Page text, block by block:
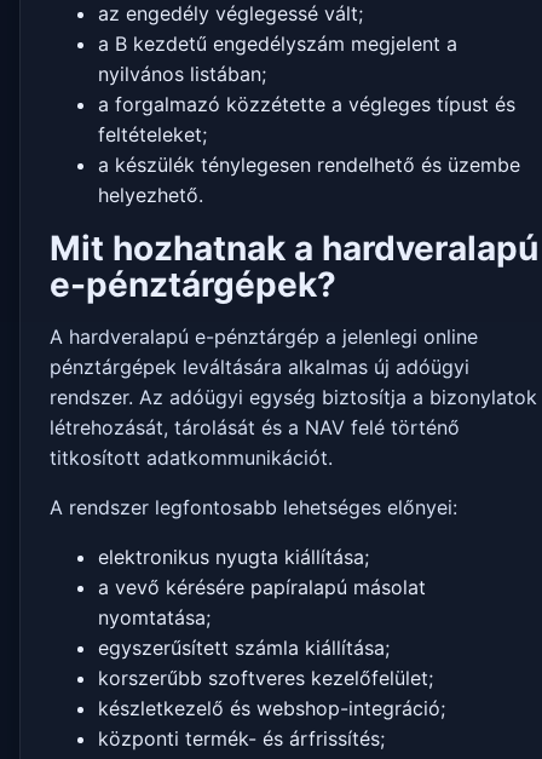
az engedély véglegessé vált;
a B kezdetű engedélyszám megjelent a
nyilvános listában;
a forgalmazó közzétette a végleges típust és
feltételeket;
a készülék ténylegesen rendelhető és üzembe
helyezhető.
Mit hozhatnak a hardveralapú
e-pénztárgépek?
A hardveralapú e-pénztárgép a jelenlegi online
pénztárgépek leváltására alkalmas új adóügyi
rendszer. Az adóügyi egység biztosítja a bizonylatok
létrehozását, tárolását és a NAV felé történő
titkosított adatkommunikációt.
A rendszer legfontosabb lehetséges előnyei:
elektronikus nyugta kiállítása;
a vevő kérésére papíralapú másolat
nyomtatása;
egyszerűsített számla kiállítása;
korszerűbb szoftveres kezelőfelület;
készletkezelő és webshop-integráció;
központi termék- és árfrissítés;